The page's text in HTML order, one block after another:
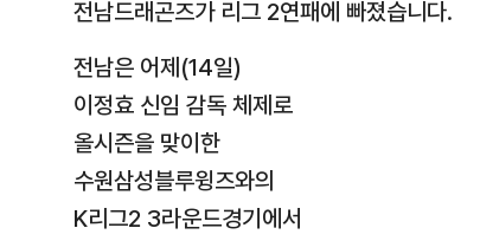
전남드래곤즈가 리그 2연패에 빠졌습니다.
전남은 어제(14일)
이정효 신임 감독 체제로
올시즌을 맞이한
수원삼성블루윙즈와의
K리그2 3라운드경기에서